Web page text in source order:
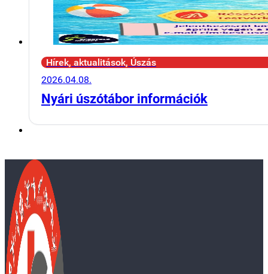
Hírek, aktualitások, Úszás
2026.04.08.
Nyári úszótábor információk